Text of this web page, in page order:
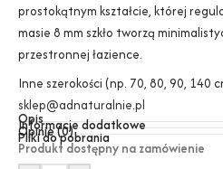
prostokątnym kształcie, której
masie 8 mm szkło tworzą
przestronnej łazience.
Inne szerokości (np. 70, 80, 90, 140
sklep@adnaturalnie.pl
Opis
Informacje dodatkowe
Opinie (0)
Pliki do pobrania
Produkt dostępny na zamówienie